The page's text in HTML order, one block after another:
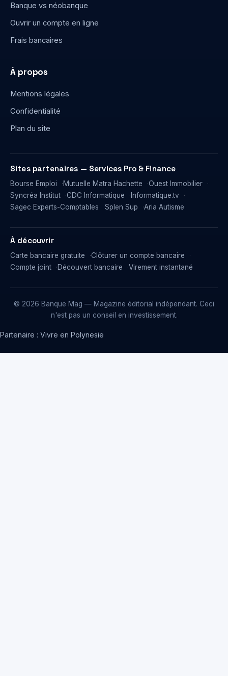
Banque vs néobanque
Ouvrir un compte en ligne
Frais bancaires
À propos
Mentions légales
Confidentialité
Plan du site
Sites partenaires — Services Pro & Finance
Bourse Emploi Mutuelle Matra Hachette
Ouest Immobilier
Syncréa Institut
CDC Informatique
Informatique.tv
Sagec Experts-Comptables
Splen Sup Aria Autisme
À découvrir
Carte bancaire gratuite
Clôturer un compte bancaire
Compte joint
Découvert bancaire Virement instantané
© 2026 Banque Mag — Magazine éditorial indépendant. Ceci
n'est pas un conseil en investissement.
Partenaire : Vivre en Polynesie